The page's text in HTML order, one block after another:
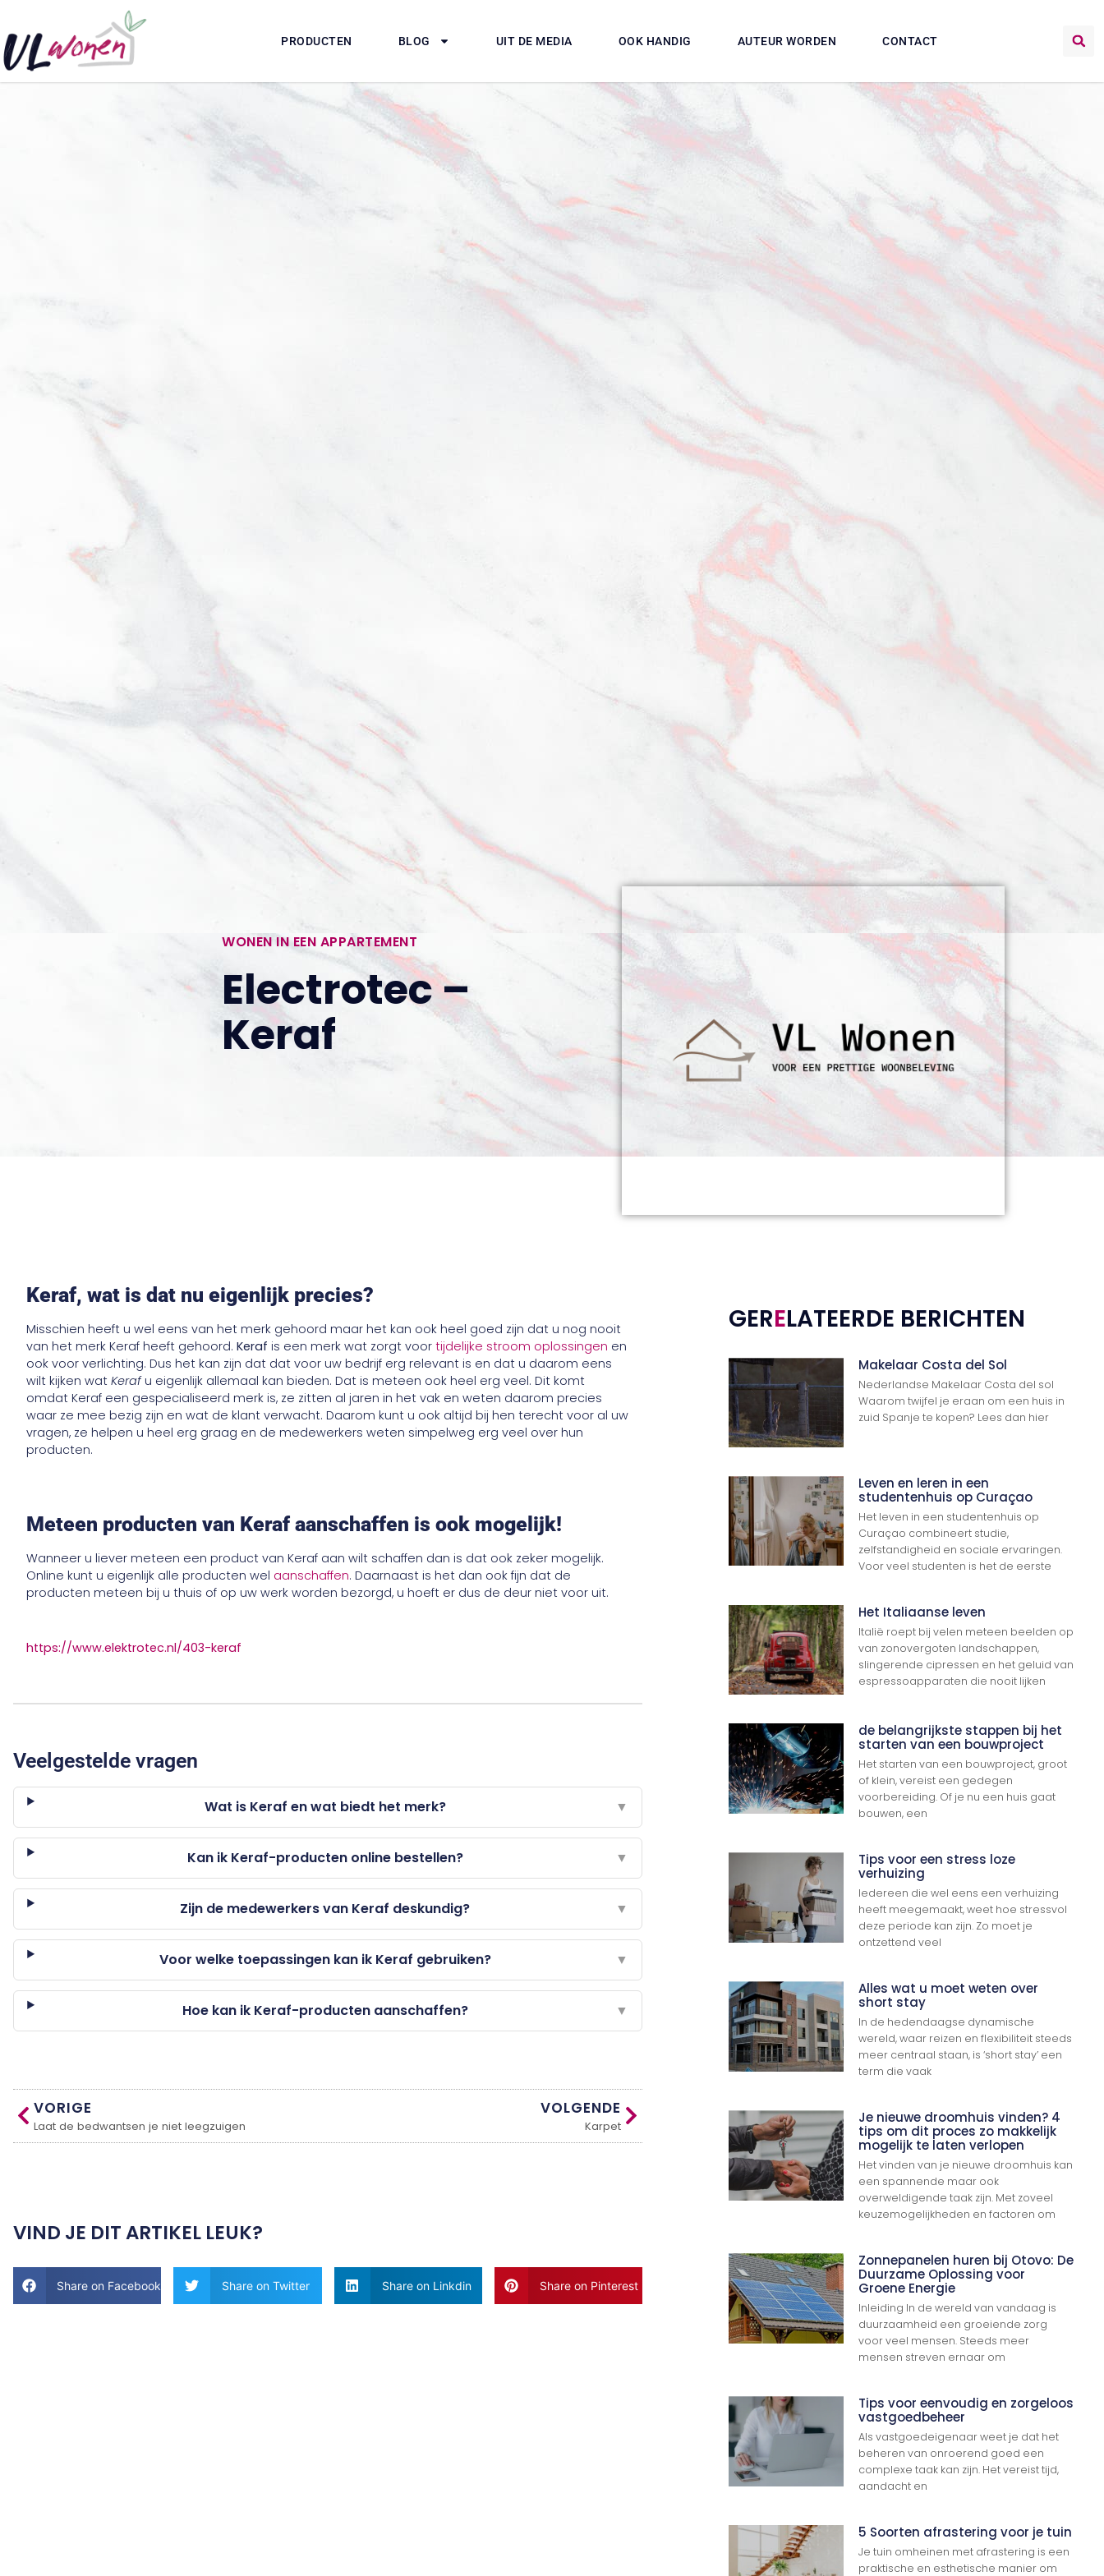
Ga Naar Boven
PRODUCTEN BLOG UIT DE MEDIA OOK HANDIG AUTEUR WORDEN CONTACT
WONEN IN EEN APPARTEMENT
Electrotec –
Keraf
Keraf, wat is dat nu eigenlijk precies?
Misschien heeft u wel eens van het merk gehoord maar het kan ook heel goed zijn dat u nog nooit
van het merk Keraf heeft gehoord.Keraf is een merk wat zorgt voortijdelijke stroom oplossingen en
ook voor verlichting. Dus het kan zijn dat dat voor uw bedrijf erg relevant is en dat u daarom eens
wilt kijken watKerafu eigenlijk allemaal kan bieden. Dat is meteen ook heel erg veel. Dit komt
omdat Keraf een gespecialiseerd merk is, ze zitten al jaren in het vak en weten daarom precies
waar ze mee bezig zijn en wat de klant verwacht. Daarom kunt u ook altijd bij hen terecht voor al uw
vragen, ze helpen u heel erg graag en de medewerkers weten simpelweg erg veel over hun
producten.
Meteen producten van Keraf aanschaffen is ook mogelijk!
Wanneer u liever meteen een product van Keraf aan wilt schaffen dan is dat ook zeker mogelijk.
Online kunt u eigenlijk alle producten wel aanschaffen. Daarnaast is het dan ook fijn dat de
producten meteen bij u thuis of op uw werk worden bezorgd, u hoeft er dus de deur niet voor uit.
https://www.elektrotec.nl/403-keraf
Veelgestelde vragen
Wat is Keraf en wat biedt het merk? ▼
Kan ik Keraf-producten online bestellen? ▼
Zijn de medewerkers van Keraf deskundig? ▼
Voor welke toepassingen kan ik Keraf gebruiken? ▼
Hoe kan ik Keraf-producten aanschaffen? ▼
VORIGE
Laat de bedwantsen je niet leegzuigen
VOLGENDE
Karpet
VIND JE DIT ARTIKEL LEUK?
Share on Facebook Share on Twitter Share on Linkdin Share on Pinterest
GERELATEERDE BERICHTEN
Makelaar Costa del Sol
Nederlandse Makelaar Costa del sol
Waarom twijfel je eraan om een huis in
zuid Spanje te kopen? Lees dan hier
Leven en leren in een
studentenhuis op Curaçao
Het leven in een studentenhuis op
Curaçao combineert studie,
zelfstandigheid en sociale ervaringen.
Voor veel studenten is het de eerste
Het Italiaanse leven
Italië roept bij velen meteen beelden op
van zonovergoten landschappen,
slingerende cipressen en het geluid van
espressoapparaten die nooit lijken
de belangrijkste stappen bij het
starten van een bouwproject
Het starten van een bouwproject, groot
of klein, vereist een gedegen
voorbereiding. Of je nu een huis gaat
bouwen, een
Tips voor een stress loze
verhuizing
Iedereen die wel eens een verhuizing
heeft meegemaakt, weet hoe stressvol
deze periode kan zijn. Zo moet je
ontzettend veel
Alles wat u moet weten over
short stay
In de hedendaagse dynamische
wereld, waar reizen en flexibiliteit steeds
meer centraal staan, is ‘short stay’ een
term die vaak
Je nieuwe droomhuis vinden? 4
tips om dit proces zo makkelijk
mogelijk te laten verlopen
Het vinden van je nieuwe droomhuis kan
een spannende maar ook
overweldigende taak zijn. Met zoveel
keuzemogelijkheden en factoren om
Zonnepanelen huren bij Otovo: De
Duurzame Oplossing voor
Groene Energie
Inleiding In de wereld van vandaag is
duurzaamheid een groeiende zorg
voor veel mensen. Steeds meer
mensen streven ernaar om
Tips voor eenvoudig en zorgeloos
vastgoedbeheer
Als vastgoedeigenaar weet je dat het
beheren van onroerend goed een
complexe taak kan zijn. Het vereist tijd,
aandacht en
5 Soorten afrastering voor je tuin
Je tuin omheinen met afrastering is een
praktische en esthetische manier om